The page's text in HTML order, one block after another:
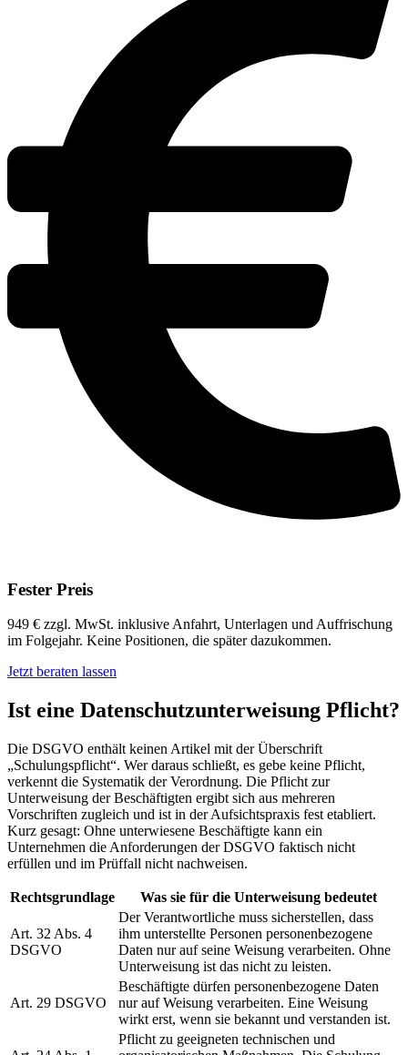
Fester Preis
949 € zzgl. MwSt. inklusive Anfahrt, Unterlagen und Auffrischung
im Folgejahr. Keine Positionen, die später dazukommen.
Jetzt beraten lassen
Ist eine Datenschutzunterweisung Pflicht?
Die DSGVO enthält keinen Artikel mit der Überschrift
„Schulungspflicht“. Wer daraus schließt, es gebe keine Pflicht,
verkennt die Systematik der Verordnung. Die Pflicht zur
Unterweisung der Beschäftigten ergibt sich aus mehreren
Vorschriften zugleich und ist in der Aufsichtspraxis fest etabliert.
Kurz gesagt: Ohne unterwiesene Beschäftigte kann ein
Unternehmen die Anforderungen der DSGVO faktisch nicht
erfüllen und im Prüffall nicht nachweisen.
Rechtsgrundlage Was sie für die Unterweisung bedeutet
Art. 32 Abs. 4
DSGVO
Der Verantwortliche muss sicherstellen, dass
ihm unterstellte Personen personenbezogene
Daten nur auf seine Weisung verarbeiten. Ohne
Unterweisung ist das nicht zu leisten.
Art. 29 DSGVO
Beschäftigte dürfen personenbezogene Daten
nur auf Weisung verarbeiten. Eine Weisung
wirkt erst, wenn sie bekannt und verstanden ist.
Pflicht zu geeigneten technischen und